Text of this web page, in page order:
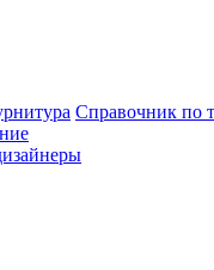
Справочник по